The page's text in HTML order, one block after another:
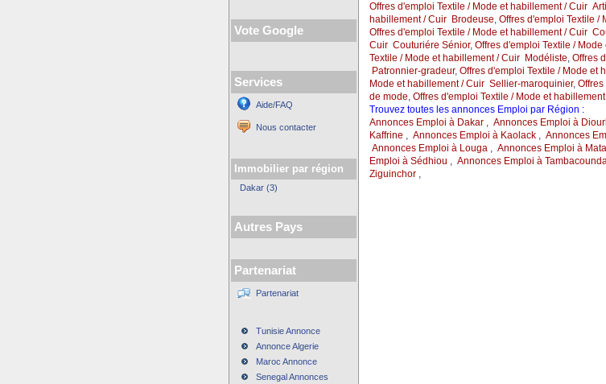
Vote Google
Services
Aide/FAQ
Nous contacter
Immobilier par région
Dakar (3)
Autres Pays
Partenariat
Partenariat
Tunisie Annonce
Annonce Algerie
Maroc Annonce
Senegal Annonces
Offres d'emploi Textile / Mode et habillement / Cuir
habillement / Cuir Brodeuse, Offres d'emploi Textile /
Offres d'emploi Textile / Mode et habillement / Cuir
Cuir Couturiére Sénior, Offres d'emploi Textile /
Textile / Mode et habillement / Cuir Modéliste, Offres
Patronnier-gradeur, Offres d'emploi Textile / Mode et
Mode et habillement / Cuir Sellier-maroquinier,
de mode, Offres d'emploi Textile / Mode et
Trouvez toutes les annonces Emploi par Région :
Annonces Emploi à Dakar, Annonces Emploi à
Kaffrine , Annonces Emploi à Kaolack , Annonces
Annonces Emploi à Louga, Annonces Emploi à
Emploi à Sédhiou , Annonces Emploi à
Ziguinchor,